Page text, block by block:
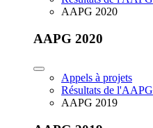
AAPG 2020
AAPG 2020
Appels à projets
Résultats de l'AAPG
AAPG 2019